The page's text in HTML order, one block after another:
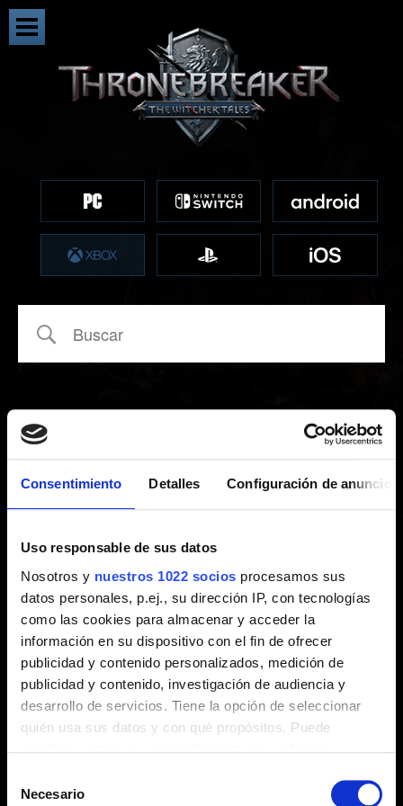
Consentimiento Detalles Configuración de anuncios
Uso responsable de sus datos
Nosotros y nuestros 1022 socios procesamos sus
datos personales, p.ej., su dirección IP, con tecnologías
como las cookies para almacenar y acceder la
información en su dispositivo con el fin de ofrecer
publicidad y contenido personalizados, medición de
publicidad y contenido, investigación de audiencia y
desarrollo de servicios. Tiene la opción de seleccionar
quién usa sus datos y con qué propósitos. Puede
cambiar o retirar su consentimiento en cualquier
el Menú de consentimiento.
Necesario
Buscar categorías
instalación, actualización, cuelgues, idiomas
JUGABILIDAD
misiones, logros, exploración
CONTENIDO Y POLÍTICAS
directrices de contenido, extras